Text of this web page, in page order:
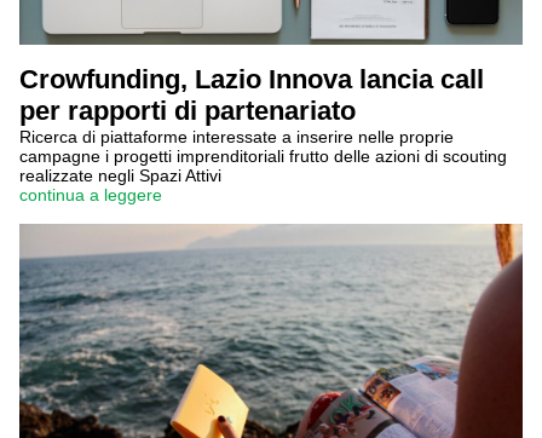
Crowfunding, Lazio Innova lancia call
per rapporti di partenariato
Ricerca di piattaforme interessate a inserire nelle proprie
campagne i progetti imprenditoriali frutto delle azioni di scouting
realizzate negli Spazi Attivi
continua a leggere